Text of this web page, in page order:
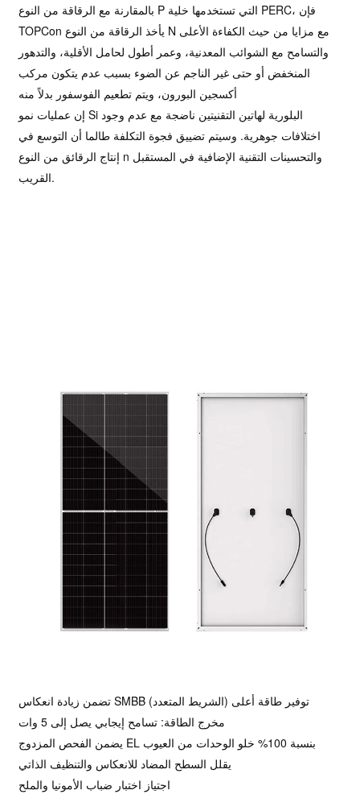
بالمقارنة مع الرقاقة من النوع P التي تستخدمها خلية PERC، فإن
TOPCon يأخذ الرقاقة من النوع N مع مزايا من حيث الكفاءة الأعلى
والتسامح مع الشوائب المعدنية، وعمر أطول لحامل الأقلية، والتدهور
المنخفض أو حتى غير الناجم عن الضوء بسبب عدم يتكون مركب
أكسجين البورون، ويتم تطعيم الفوسفور بدلاً منه
إن عمليات نمو Si البلورية لهاتين التقنيتين ناضجة مع عدم وجود
اختلافات جوهرية. وسيتم تضييق فجوة التكلفة طالما أن التوسع في
إنتاج الرقائق من النوع n والتحسينات التقنية الإضافية في المستقبل
القريب.
تضمن زيادة انعكاس SMBB (الشريط المتعدد) توفير طاقة أعلى
مخرج الطاقة: تسامح إيجابي يصل إلى 5 وات
يضمن الفحص المزدوج EL بنسبة 100% خلو الوحدات من العيوب
يقلل السطح المضاد للانعكاس والتنظيف الذاتي
اجتياز اختبار ضباب الأمونيا والملح